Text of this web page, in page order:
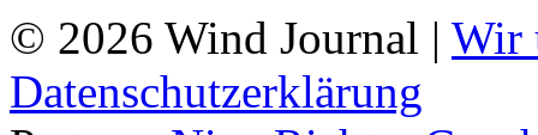
© 2026 Wind Journal | Wir
Datenschutzerklärung